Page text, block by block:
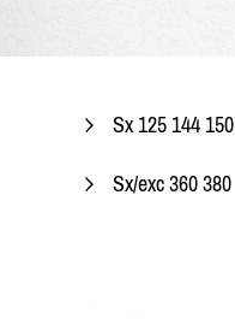
Sx 125 144 150
Sx/exc 360 380